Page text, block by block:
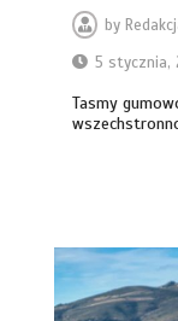
by
5 stycznia,
Tasmy